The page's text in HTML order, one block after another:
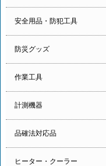
安全用品・防犯工具
防災グッズ
作業工具
計測機器
品確法対応品
ヒーター・クーラー